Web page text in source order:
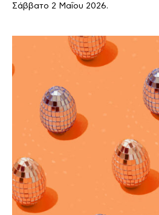
Σάββατο 2 Μαΐου 2026.